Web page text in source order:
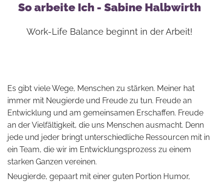
So arbeite Ich - Sabine Halbwirth
Work-Life Balance beginnt in der Arbeit!
Es gibt viele Wege, Menschen zu stärken. Meiner hat
immer mit Neugierde und Freude zu tun. Freude an
Entwicklung und am gemeinsamen Erschaffen. Freude
an der Vielfältigkeit, die uns Menschen ausmacht. Denn
jede und jeder bringt unterschiedliche Ressourcen mit in
ein Team, die wir im Entwicklungsprozess zu einem
starken Ganzen vereinen.
Neugierde, gepaart mit einer guten Portion Humor,